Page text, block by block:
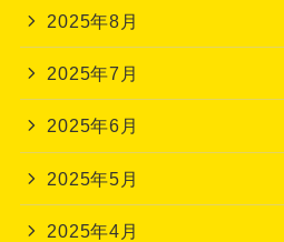
2025年8月
2025年7月
2025年6月
2025年5月
2025年4月